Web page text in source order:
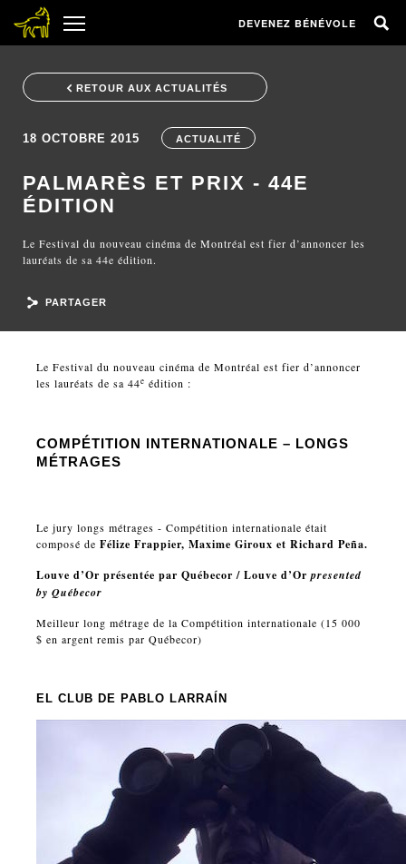
DEVENEZ BÉNÉVOLE
RETOUR AUX ACTUALITÉS
18 OCTOBRE 2015 ACTUALITÉ
PALMARÈS ET PRIX - 44E
ÉDITION
Le Festival du nouveau cinéma de Montréal est fier d’annoncer les
lauréats de sa 44e édition.
PARTAGER
Le Festival du nouveau cinéma de Montréal est fier d’annoncer
les lauréats de sa 44e édition :
COMPÉTITION INTERNATIONALE – LONGS
MÉTRAGES
Le jury longs métrages - Compétition internationale était
composé de Félize Frappier, Maxime Giroux et Richard Peña.
Louve d’Or présentée par Québecor / Louve d’Orpresented
by Québecor
Meilleur long métrage de la Compétition internationale (15 000
$ en argent remis par Québecor)
EL CLUB DE PABLO LARRA N